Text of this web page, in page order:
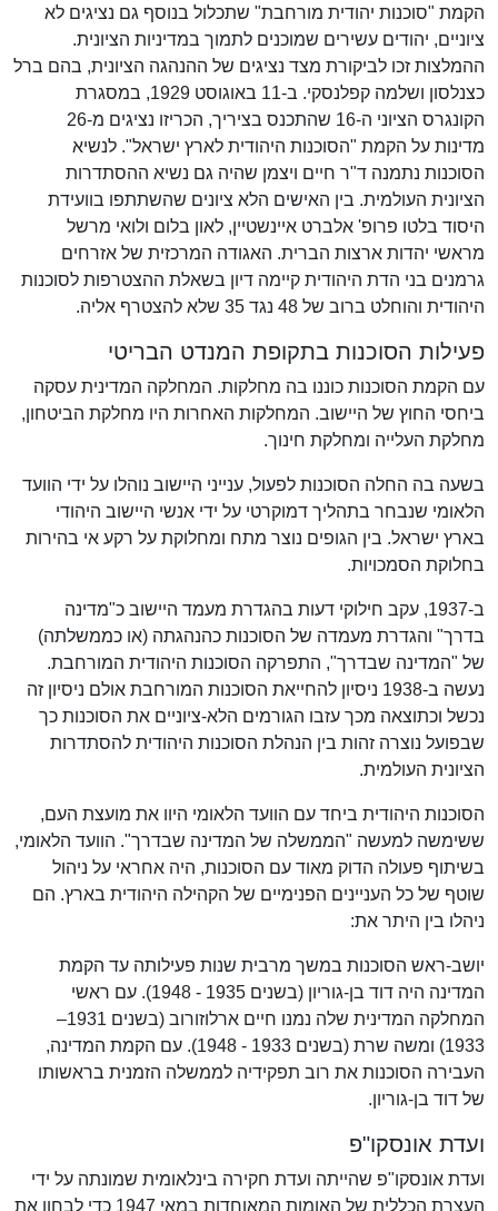
הקמת "סוכנות יהודית מורחבת" שתכלול בנוסף גם נציגים לא
ציוניים, יהודים עשירים שמוכנים לתמוך במדיניות הציונית.
ההמלצות זכו לביקורת מצד נציגים של ההנהגה הציונית, בהם ברל
כצנלסון ושלמה קפלנסקי. ב-11 באוגוסט 1929, במסגרת
הקונגרס הציוני ה-16 שהתכנס בציריך, הכריזו נציגים מ-26
מדינות על הקמת "הסוכנות היהודית לארץ ישראל". לנשיא
הסוכנות נתמנה ד"ר חיים ויצמן שהיה גם נשיא ההסתדרות
הציונית העולמית. בין האישים הלא ציונים שהשתתפו בוועידת
היסוד בלטו פרופ' אלברט איינשטיין, לאון בלום ולואי מרשל
מראשי יהדות ארצות הברית. האגודה המרכזית של אזרחים
גרמנים בני הדת היהודית קיימה דיון בשאלת ההצטרפות לסוכנות
היהודית והוחלט ברוב של 48 נגד 35 שלא להצטרף אליה.
פעילות הסוכנות בתקופת המנדט הבריטי
עם הקמת הסוכנות כוננו בה מחלקות. המחלקה המדינית עסקה
ביחסי החוץ של היישוב. המחלקות האחרות היו מחלקת הביטחון,
מחלקת העלייה ומחלקת חינוך.
בשעה בה החלה הסוכנות לפעול, ענייני היישוב נוהלו על ידי הוועד
הלאומי שנבחר בתהליך דמוקרטי על ידי אנשי היישוב היהודי
בארץ ישראל. בין הגופים נוצר מתח ומחלוקת על רקע אי בהירות
בחלוקת הסמכויות.
ב-1937, עקב חילוקי דעות בהגדרת מעמד היישוב כ"מדינה
בדרך" והגדרת מעמדה של הסוכנות כהנהגתה (או כממשלתה)
של "המדינה שבדרך", התפרקה הסוכנות היהודית המורחבת.
נעשה ב-1938 ניסיון להחייאת הסוכנות המורחבת אולם ניסיון זה
נכשל וכתוצאה מכך עזבו הגורמים הלא-ציוניים את הסוכנות כך
שבפועל נוצרה זהות בין הנהלת הסוכנות היהודית להסתדרות
הציונית העולמית.
הסוכנות היהודית ביחד עם הוועד הלאומי היוו את מועצת העם,
ששימשה למעשה "הממשלה של המדינה שבדרך". הוועד הלאומי,
בשיתוף פעולה הדוק מאוד עם הסוכנות, היה אחראי על ניהול
שוטף של כל העניינים הפנימיים של הקהילה היהודית בארץ. הם
ניהלו בין היתר את:
יושב-ראש הסוכנות במשך מרבית שנות פעילותה עד הקמת
המדינה היה דוד בן-גוריון (בשנים 1935 - 1948). עם ראשי
המחלקה המדינית שלה נמנו חיים ארלוזורוב (בשנים 1931–
1933) ומשה שרת (בשנים 1933 - 1948). עם הקמת המדינה,
העבירה הסוכנות את רוב תפקידיה לממשלה הזמנית בראשותו
של דוד בן-גוריון.
ועדת אונסקו"פ
ועדת אונסקו"פ שהייתה ועדת חקירה בינלאומית שמונתה על ידי
העצרת הכללית של האומות המאוחדות במאי 1947 כדי לבחון את